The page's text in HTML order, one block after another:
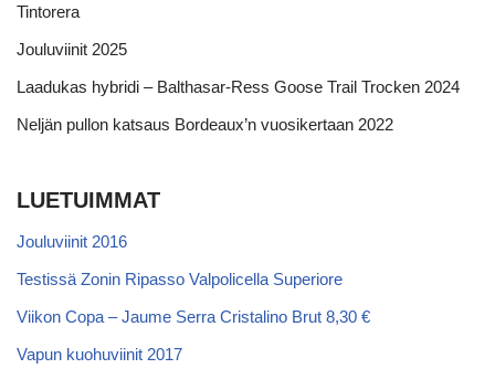
Tintorera
Jouluviinit 2025
Laadukas hybridi – Balthasar-Ress Goose Trail Trocken 2024
Neljän pullon katsaus Bordeaux’n vuosikertaan 2022
LUETUIMMAT
Jouluviinit 2016
Testissä Zonin Ripasso Valpolicella Superiore
Viikon Copa – Jaume Serra Cristalino Brut 8,30 €
Vapun kuohuviinit 2017